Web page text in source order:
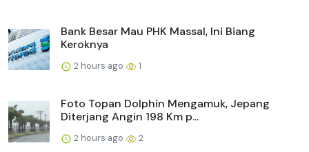
Bank Besar Mau PHK Massal, Ini Biang
Keroknya
2 hours ago 1
Foto Topan Dolphin Mengamuk, Jepang
Diterjang Angin 198 Km p...
2 hours ago 2